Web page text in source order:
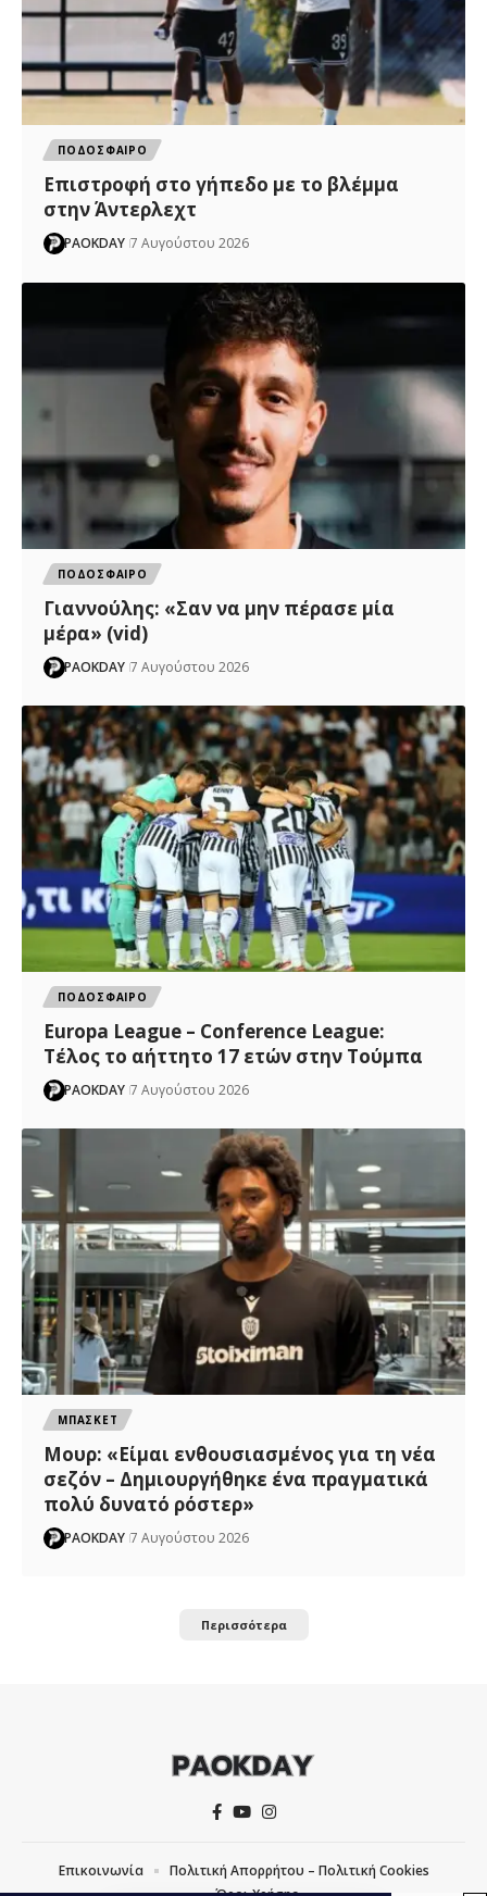
ΠΟΔΟΣΦΑΙΡΟ
Επιστροφή στο γήπεδο με το βλέμμα
στην Άντερλεχτ
PAOKDAY 7 Αυγούστου 2026
ΠΟΔΟΣΦΑΙΡΟ
Γιαννούλης: «Σαν να μην πέρασε μία
μέρα» (vid)
PAOKDAY 7 Αυγούστου 2026
ΠΟΔΟΣΦΑΙΡΟ
Europa League – Conference League:
Τέλος το αήττητο 17 ετών στην Τούμπα
PAOKDAY 7 Αυγούστου 2026
ΜΠΑΣΚΕΤ
Μουρ: «Είμαι ενθουσιασμένος για τη νέα
σεζόν – Δημιουργήθηκε ένα πραγματικά
πολύ δυνατό ρόστερ»
PAOKDAY 7 Αυγούστου 2026
Περισσότερα
Επικοινωνία
Πολιτική Απορρήτου – Πολιτική Cookies